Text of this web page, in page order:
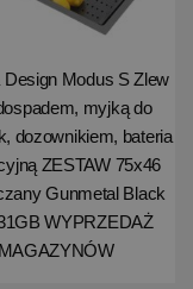
Design Modus S Zlew
myjką do
dozownikiem, bateria
ZESTAW 75x46
Gunmetal Black
WYPRZEDAŻ
MAGAZYNÓW